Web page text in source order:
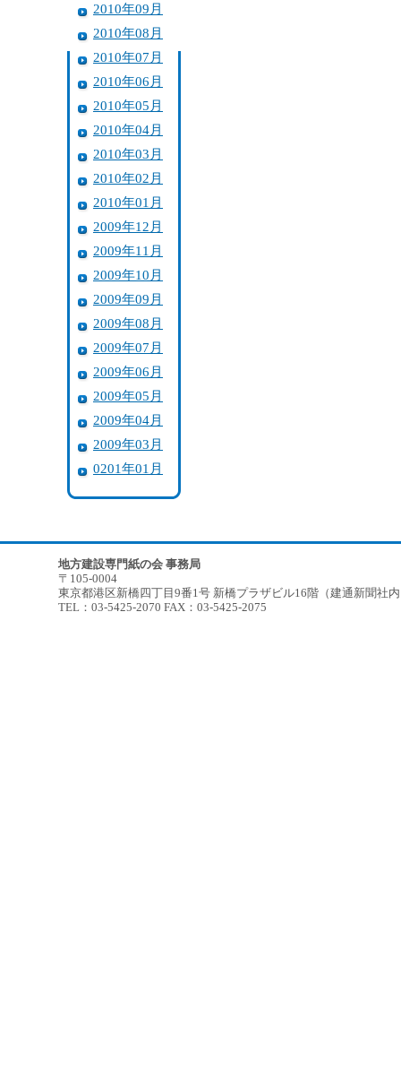
2010年09月
2010年08月
2010年07月
2010年06月
2010年05月
2010年04月
2010年03月
2010年02月
2010年01月
2009年12月
2009年11月
2009年10月
2009年09月
2009年08月
2009年07月
2009年06月
2009年05月
2009年04月
2009年03月
0201年01月
地方建設専門紙の会 事務局
〒105-0004
東京都港区新橋四丁目9番1号 新橋プラザビル16階（建通新聞社
TEL：03-5425-2070 FAX：03-5425-2075